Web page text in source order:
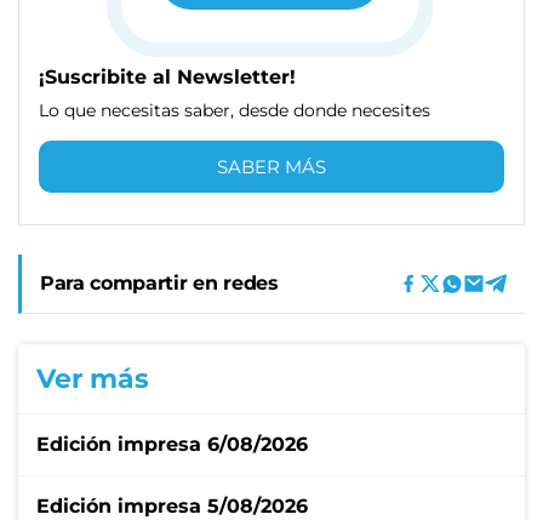
¡Suscribite al Newsletter!
Lo que necesitas saber, desde donde necesites
SABER MÁS
Para compartir en redes
Ver más
Edición impresa 6/08/2026
Edición impresa 5/08/2026